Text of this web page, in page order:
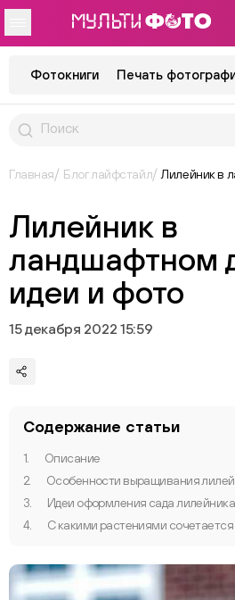
Фотокниги Печать
Главная Блог лайфстайл Лилейник в
Лилейник в
ландшафтном
идеи и фото
15 декабря 2022 15:59
Содержание статьи
1.
Описание
2.
Особенности выращивания
3.
Идеи оформления сада
4.
С какими растениями